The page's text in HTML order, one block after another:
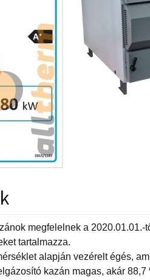
megfelelnek a
tartalmazza.
alapján vezérelt égés,
kazán magas, akár 88,7